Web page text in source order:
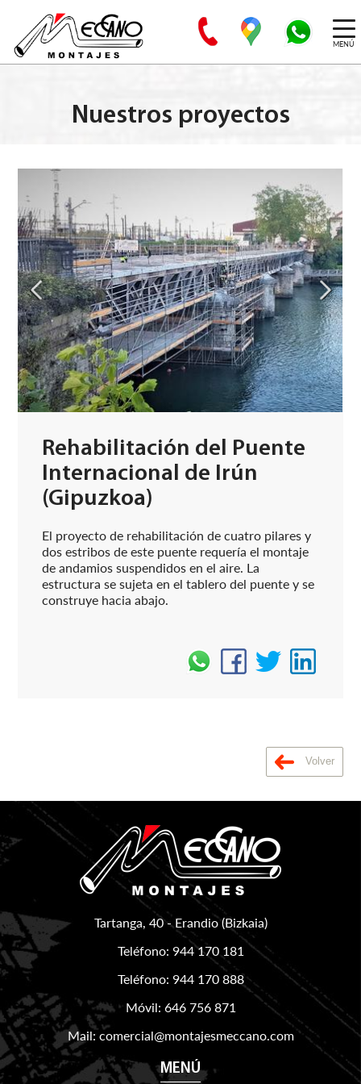
MENÚ
Nuestros proyectos
Rehabilitación del Puente
Internacional de Irún
(Gipuzkoa)
El proyecto de rehabilitación de cuatro pilares y
dos estribos de este puente requería el montaje
de andamios suspendidos en el aire. La
estructura se sujeta en el tablero del puente y se
construye hacia abajo.
Volver
Tartanga, 40- Erandio(Bizkaia)
Teléfono: 944 170 181
Teléfono: 944 170 888
Móvil: 646 756 871
Mail:comercial@montajesmeccano.com
MENÚ